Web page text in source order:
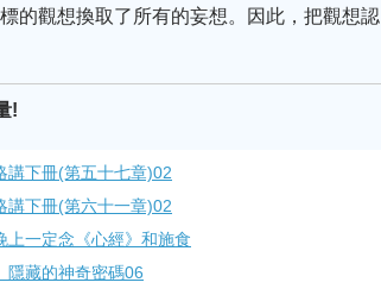
的觀想換取了所有的妄想。因此，把觀想認
!
講下冊(第五十七章)02
講下冊(第六十一章)02
上一定念《心經》和施食
隱藏的神奇密碼06